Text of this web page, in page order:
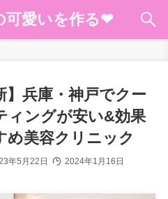
可愛いを作る❤︎
】兵庫・神戸でクー
ィングが安い&効果
め美容クリニック
年5月22日 2024年1月16日